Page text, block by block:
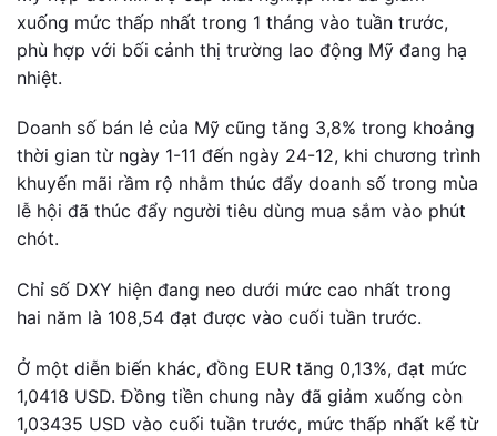
xuống mức thấp nhất trong 1 tháng vào tuần trước,
phù hợp với bối cảnh thị trường lao động Mỹ đang hạ
nhiệt.
Doanh số bán lẻ của Mỹ cũng tăng 3,8% trong khoảng
thời gian từ ngày 1-11 đến ngày 24-12, khi chương trình
khuyến mãi rầm rộ nhằm thúc đẩy doanh số trong mùa
lễ hội đã thúc đẩy người tiêu dùng mua sắm vào phút
chót.
Chỉ số DXY hiện đang neo dưới mức cao nhất trong
hai năm là 108,54 đạt được vào cuối tuần trước.
Ở một diễn biến khác, đồng EUR tăng 0,13%, đạt mức
1,0418 USD. Đồng tiền chung này đã giảm xuống còn
1,03435 USD vào cuối tuần trước, mức thấp nhất kể từ